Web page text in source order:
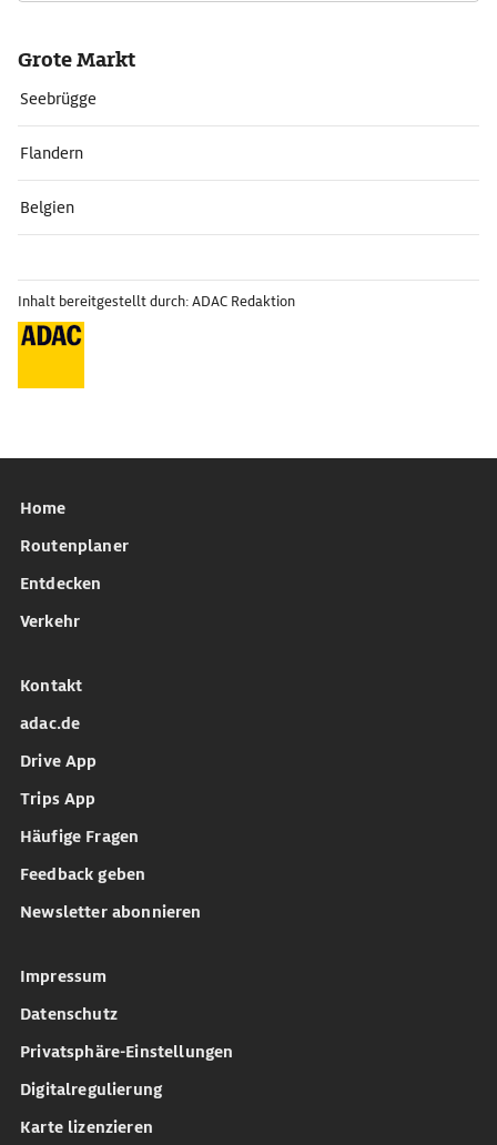
Grote Markt
Seebrügge
Flandern
Belgien
Inhalt bereitgestellt durch: ADAC Redaktion
Home
Routenplaner
Entdecken
Verkehr
Kontakt
adac.de
Drive App
Trips App
Häufige Fragen
Feedback geben
Newsletter abonnieren
Impressum
Datenschutz
Privatsphäre-Einstellungen
Digitalregulierung
Karte lizenzieren